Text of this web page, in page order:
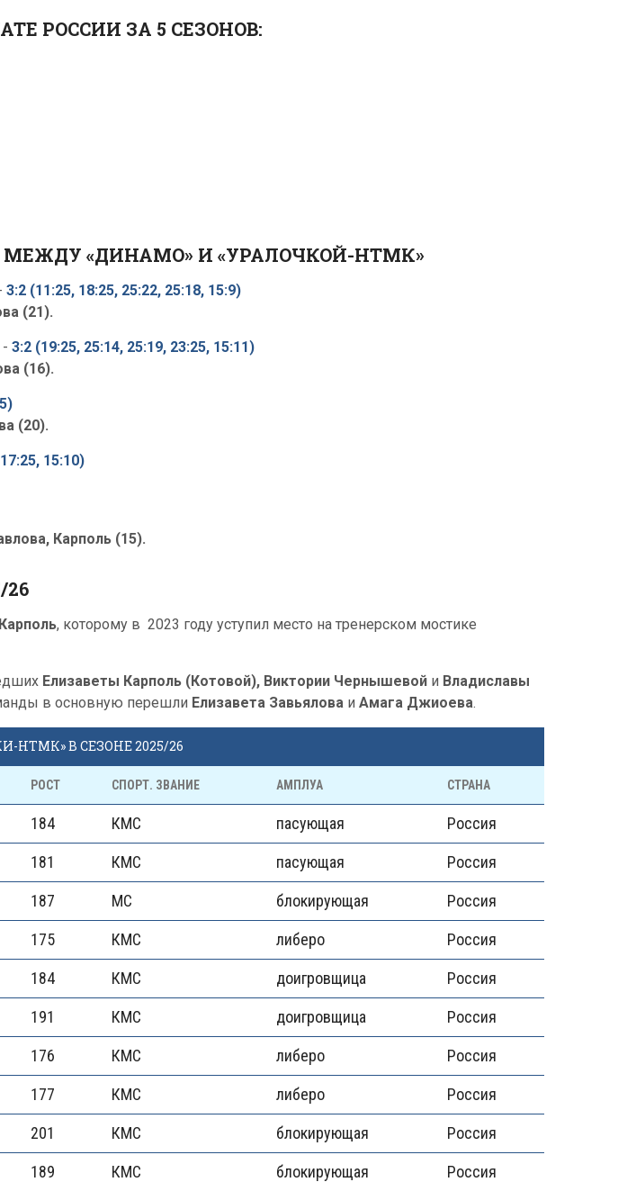
РОССИИ ЗА 5 СЕЗОНОВ:
«ДИНАМО» И «УРАЛОЧКОЙ-НТМК»
3:2 (11:25, 18:25, 25:22, 25:18, 15:9)
(21).
3:2 (19:25, 25:14, 25:19, 23:25, 15:11)
(16).
(20).
15:10)
Карполь (15).
, которому в 2023 году уступил место на тренерском мостике
Елизаветы Карполь (Котовой), Виктории Чернышевой и Владиславы
в основную перешли Елизавета Завьялова и Амага Джиоева.
НТМК» В СЕЗОНЕ 2025/26
РОСТ СПОРТ. ЗВАНИЕ АМПЛУА СТРАНА
184 КМС пасующая Россия
181 КМС пасующая Россия
187 МС блокирующая Россия
175 КМС либеро Россия
184 КМС доигровщица Россия
191 КМС доигровщица Россия
176 КМС либеро Россия
177 КМС либеро Россия
201 КМС блокирующая Россия
189 КМС блокирующая Россия